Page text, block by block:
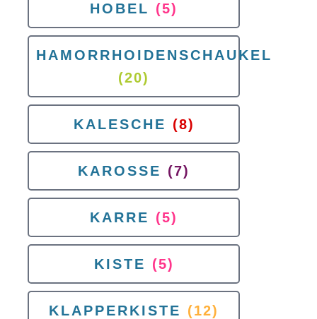
HOBEL (5)
HAMORRHOIDENSCHAUKEL
(20)
KALESCHE (8)
KAROSSE (7)
KARRE (5)
KISTE (5)
KLAPPERKISTE (12)